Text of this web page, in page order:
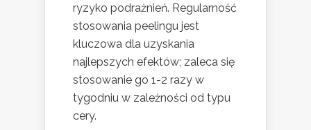
ryzyko podrażnień. Regularność
stosowania peelingu jest
kluczowa dla uzyskania
najlepszych efektów; zaleca się
stosowanie go 1-2 razy w
tygodniu w zależności od typu
cery.